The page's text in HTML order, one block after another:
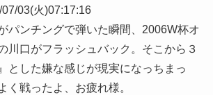
07/03(火)07:17:16
パンチングで弾いた瞬間、2006W杯オ
川口がフラッシュバック。そこから３
とした嫌な感じが現実になっちまっ
く戦ったよ、お疲れ様。